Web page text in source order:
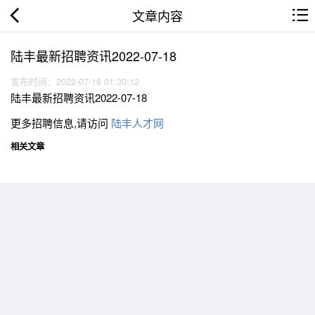
文章内容
陆丰最新招聘资讯2022-07-18
发布时间：2022-07-18 01:30:12
陆丰最新招聘资讯2022-07-18
更多招聘信息,请访问 陆丰人才网
相关文章